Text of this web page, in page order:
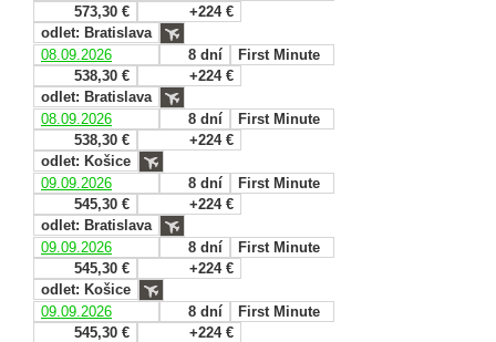
573,30 €
+224 €
odlet: Bratislava
08.09.2026
8 dní
First Minute
538,30 €
+224 €
odlet: Bratislava
08.09.2026
8 dní
First Minute
538,30 €
+224 €
odlet: Košice
09.09.2026
8 dní
First Minute
545,30 €
+224 €
odlet: Bratislava
09.09.2026
8 dní
First Minute
545,30 €
+224 €
odlet: Košice
09.09.2026
8 dní
First Minute
545,30 €
+224 €